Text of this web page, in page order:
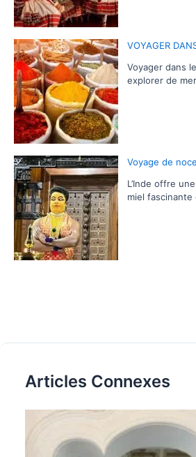
VOYAGER
Voyager dans
explorer de
Voyage de
L’Inde offre
miel fascinante
Articles Connexes